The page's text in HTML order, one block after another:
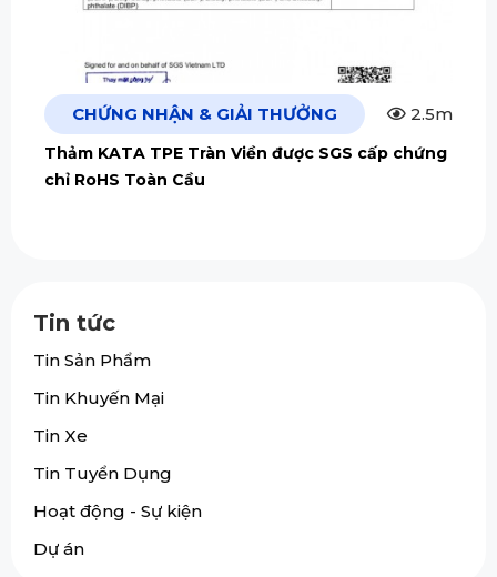
CHỨNG NHẬN & GIẢI THƯỞNG 2.5m
Thảm KATA TPE Tràn Viền được SGS cấp chứng
chỉ RoHS Toàn Cầu
Tin tức
Tin Sản Phẩm
Tin Khuyến Mại
Tin Xe
Tin Tuyển Dụng
Hoạt động - Sự kiện
Dự án